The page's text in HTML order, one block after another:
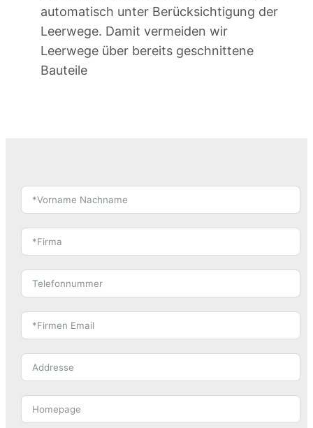
automatisch unter Berücksichtigung der
Leerwege. Damit vermeiden wir
Leerwege über bereits geschnittene
Bauteile